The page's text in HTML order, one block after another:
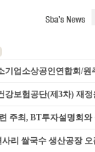
기업소상공인연합회/원
강보험공단(제3차) 재
주최, BT투자설명회와
사리 쌀국수 생산공장